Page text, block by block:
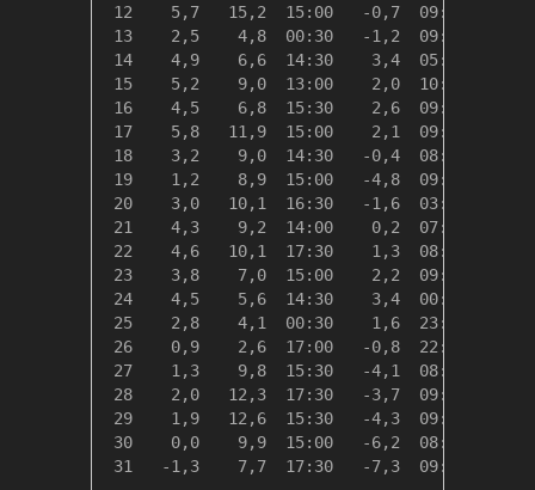
12    5,7   15,2  15:00   -0,7  09:00
13    2,5    4,8  00:30   -1,2  09:00
14    4,9    6,6  14:30    3,4  05:30
15    5,2    9,0  13:00    2,0  10:30
16    4,5    6,8  15:30    2,6  09:00
17    5,8   11,9  15:00    2,1  09:00
18    3,2    9,0  14:30   -0,4  08:30
19    1,2    8,9  15:00   -4,8  09:30
20    3,0   10,1  16:30   -1,6  03:00
21    4,3    9,2  14:00    0,2  07:00
22    4,6   10,1  17:30    1,3  08:00
23    3,8    7,0  15:00    2,2  09:00
24    4,5    5,6  14:30    3,4  00:30
25    2,8    4,1  00:30    1,6  23:30
26    0,9    2,6  17:00   -0,8  22:30
27    1,3    9,8  15:30   -4,1  08:30
28    2,0   12,3  17:30   -3,7  09:00
29    1,9   12,6  15:30   -4,3  09:00
30    0,0    9,9  15:00   -6,2  08:30
31   -1,3    7,7  17:30   -7,3  09:00